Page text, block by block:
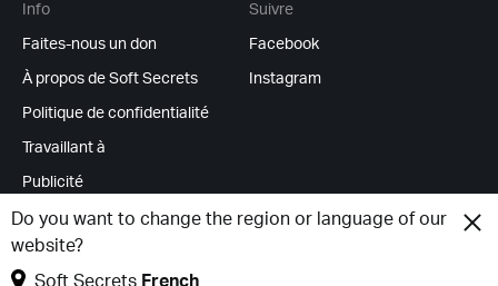
Do you want to change the region or language of our
website?
Soft Secrets French
Info
Faites-nous un don
À propos de Soft Secrets
Politique de confidentialité
Travaillant à
Publicité
Flux RSS
Modifier les cookies
Suivre
Facebook
Instagram